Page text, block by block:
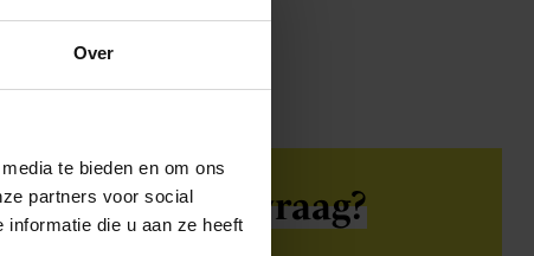
Over
te bieden en om ons
partners voor social
die u aan ze heeft
Heb je een vraag?